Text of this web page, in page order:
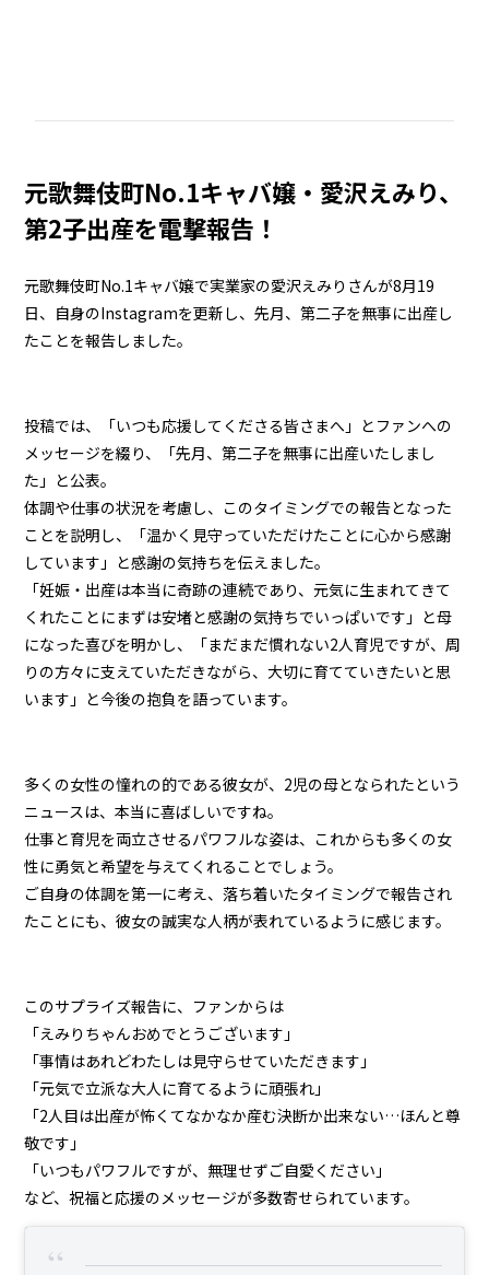
元歌舞伎町No.1キャバ嬢・愛沢えみり、
第2子出産を電撃報告！
元歌舞伎町No.1キャバ嬢で実業家の愛沢えみりさんが8月19
日、自身のInstagramを更新し、先月、第二子を無事に出産し
たことを報告しました。
投稿では、「いつも応援してくださる皆さまへ」とファンへの
メッセージを綴り、「先月、第二子を無事に出産いたしまし
た」と公表。
体調や仕事の状況を考慮し、このタイミングでの報告となった
ことを説明し、「温かく見守っていただけたことに心から感謝
しています」と感謝の気持ちを伝えました。
「妊娠・出産は本当に奇跡の連続であり、元気に生まれてきて
くれたことにまずは安堵と感謝の気持ちでいっぱいです」と母
になった喜びを明かし、「まだまだ慣れない2人育児ですが、周
りの方々に支えていただきながら、大切に育てていきたいと思
います」と今後の抱負を語っています。
多くの女性の憧れの的である彼女が、2児の母となられたという
ニュースは、本当に喜ばしいですね。
仕事と育児を両立させるパワフルな姿は、これからも多くの女
性に勇気と希望を与えてくれることでしょう。
ご自身の体調を第一に考え、落ち着いたタイミングで報告され
たことにも、彼女の誠実な人柄が表れているように感じます。
このサプライズ報告に、ファンからは
「えみりちゃんおめでとうございます」
「事情はあれどわたしは見守らせていただきます」
「元気で立派な大人に育てるように頑張れ」
「2人目は出産が怖くてなかなか産む決断か出来ない…ほんと尊
敬です」
「いつもパワフルですが、無理せずご自愛ください」
など、祝福と応援のメッセージが多数寄せられています。